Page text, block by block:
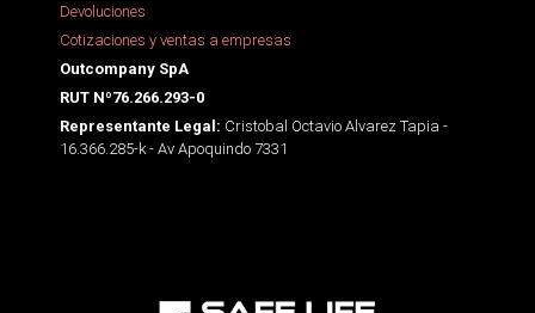
Devoluciones
Cotizaciones y ventas a empresas
Outcompany SpA
RUT Nº76.266.293-0
Representante Legal: Cristobal Octavio Alvarez Tapia -
16.366.285-k - Av Apoquindo 7331